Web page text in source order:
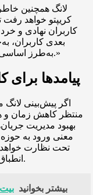
لانگ همچنین
کریپتو خواهد رفت
کاربران نهادی و
بعدی کاربران،
به‌طرز اساسی ساده‌تر شود و از حباب تخصصی خارج شود.»
پیامدها برای
اگر پیش‌بینی
منتظر کاهش زمان و
بهبود مدیریت
معنی ورود به حوزه
تحت نظارت خواهد
انطباق با مقررات و همکاری با بازیگران فنی است.
بیشتر بخوانید